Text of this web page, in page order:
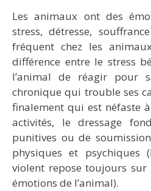
Les animaux ont des
stress, détresse,
fréquent chez les
différence entre le stress
l’animal de réagir pour
chronique qui trouble ses
finalement qui est néfaste
activités, le dressage
punitives ou de
physiques et psychiques
violent repose toujours
émotions de l’animal).